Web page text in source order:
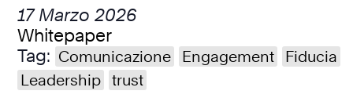
17 Marzo 2026
Whitepaper
Tag: Comunicazione Engagement
Fiducia
Leadership
trust